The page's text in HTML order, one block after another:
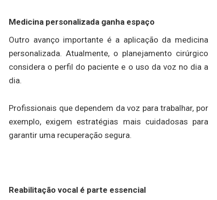
Medicina personalizada ganha espaço
Outro avanço importante é a aplicação da medicina
personalizada. Atualmente, o planejamento cirúrgico
considera o perfil do paciente e o uso da voz no dia a
dia.
Profissionais que dependem da voz para trabalhar, por
exemplo, exigem estratégias mais cuidadosas para
garantir uma recuperação segura.
Reabilitação vocal é parte essencial